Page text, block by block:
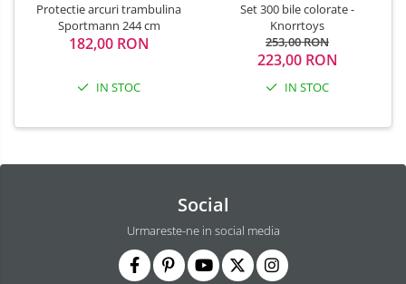
Protectie arcuri trambulina
Sportmann 244 cm
182,00 RON
IN STOC
Set 300 bile colorate -
Knorrtoys
253,00 RON
223,00 RON
IN STOC
Social
Urmareste-ne in social media